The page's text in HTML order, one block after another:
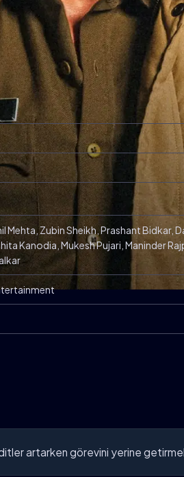
Mehta, Zubin Sheikh, Prashant Bidkar,
Kanodia, Mukesh Pujari, Maninder
artarken görevini yerine